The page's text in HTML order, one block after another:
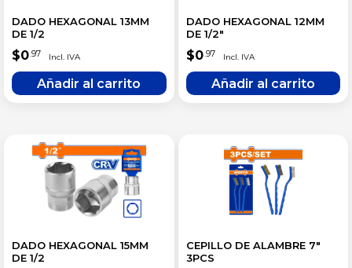
DADO HEXAGONAL 13MM
DE 1/2
$0.97
DADO HEXAGONAL 12MM
DE 1/2″
$0.97
DADO HEXAGONAL 15MM
DE 1/2
CEPILLO DE ALAMBRE 7″
3PCS